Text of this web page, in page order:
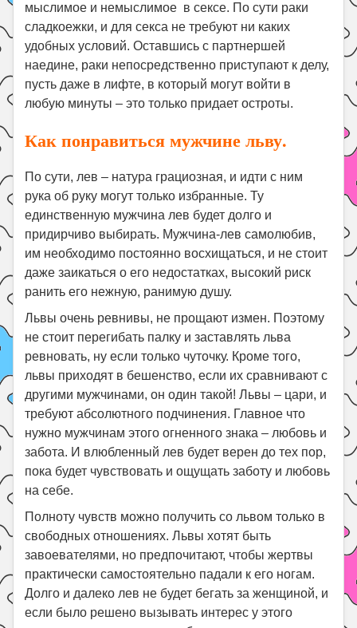
мыслимое и немыслимое в сексе. По сути раки
сладкоежки, и для секса не требуют ни каких
удобных условий. Оставшись с партнершей
наедине, раки непосредственно приступают к делу,
пусть даже в лифте, в который могут войти в
любую минуты – это только придает остроты.
Как понравиться мужчине льву.
По сути, лев – натура грациозная, и идти с ним
рука об руку могут только избранные. Ту
единственную мужчина лев будет долго и
придирчиво выбирать. Мужчина-лев самолюбив,
им необходимо постоянно восхищаться, и не стоит
даже заикаться о его недостатках, высокий риск
ранить его нежную, ранимую душу.
Львы очень ревнивы, не прощают измен. Поэтому
не стоит перегибать палку и заставлять льва
ревновать, ну если только чуточку. Кроме того,
львы приходят в бешенство, если их сравнивают с
другими мужчинами, он один такой! Львы – цари, и
требуют абсолютного подчинения. Главное что
нужно мужчинам этого огненного знака – любовь и
забота. И влюбленный лев будет верен до тех пор,
пока будет чувствовать и ощущать заботу и любовь
на себе.
Полноту чувств можно получить со львом только в
свободных отношениях. Львы хотят быть
завоевателями, но предпочитают, чтобы жертвы
практически самостоятельно падали к его ногам.
Долго и далеко лев не будет бегать за женщиной, и
если было решено вызывать интерес у этого